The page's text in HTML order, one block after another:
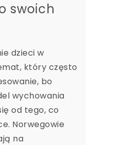
swoich
dzieci w
który często
bo
wychowania
od tego, co
Norwegowie
na